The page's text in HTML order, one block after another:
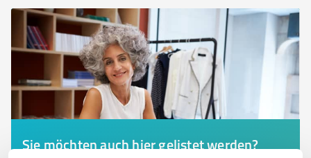
Sie möchten auch hier gelistet werden?